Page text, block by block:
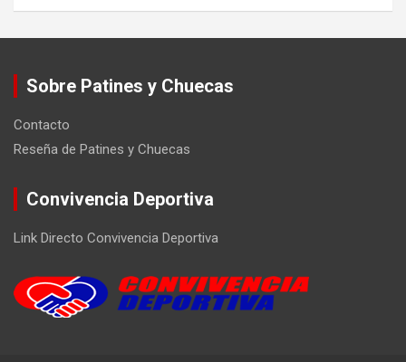
Sobre Patines y Chuecas
Contacto
Reseña de Patines y Chuecas
Convivencia Deportiva
Link Directo Convivencia Deportiva